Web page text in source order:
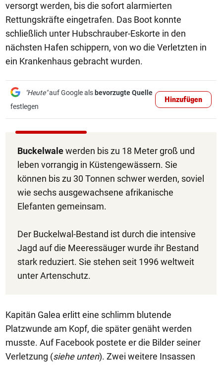
versorgt werden, bis die sofort alarmierten
Rettungskräfte eingetrafen. Das Boot konnte
schließlich unter Hubschrauber-Eskorte in den
nächsten Hafen schippern, von wo die Verletzten in
ein Krankenhaus gebracht wurden.
"Heute"auf Google als bevorzugte Quelle
festlegen
Hinzufügen
Buckelwalewerden bis zu 18 Meter groß und
leben vorrangig in Küstengewässern. Sie
können bis zu 30 Tonnen schwer werden, soviel
wie sechs ausgewachsene afrikanische
Elefanten gemeinsam.
Der Buckelwal-Bestand ist durch die intensive
Jagd auf die Meeressäuger wurde ihr Bestand
stark reduziert. Sie stehen seit 1996 weltweit
unter Artenschutz.
Kapitän Galea erlitt eine schlimm blutende
Platzwunde am Kopf, die später genäht werden
musste. Auf Facebook postete er die Bilder seiner
Verletzung (siehe unten). Zwei weitere Insassen